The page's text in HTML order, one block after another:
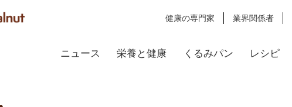
健康の専門家 業界関係者
ニュース 栄養と健康 くるみパン レシピ